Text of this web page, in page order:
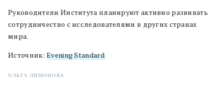
Руководители Института планируют активно развивать
сотрудничество с исследователями в других странах
мира.
Источник: Evening Standard
ОЛЬГА ЛИМОНОВА